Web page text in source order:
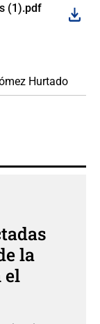
(1).pdf
Hurtado
la
el